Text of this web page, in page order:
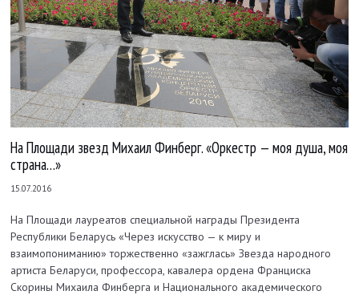
На Площади звезд Михаил Финберг. «Оркестр — моя душа, моя
страна…»
15.07.2016
На Площади лауреатов специальной награды Президента
Республики Беларусь «Через искусство — к миру и
взаимопониманию» торжественно «зажглась» Звезда народного
артиста Беларуси, профессора, кавалера ордена Франциска
Скорины Михаила Финберга и Национального академического